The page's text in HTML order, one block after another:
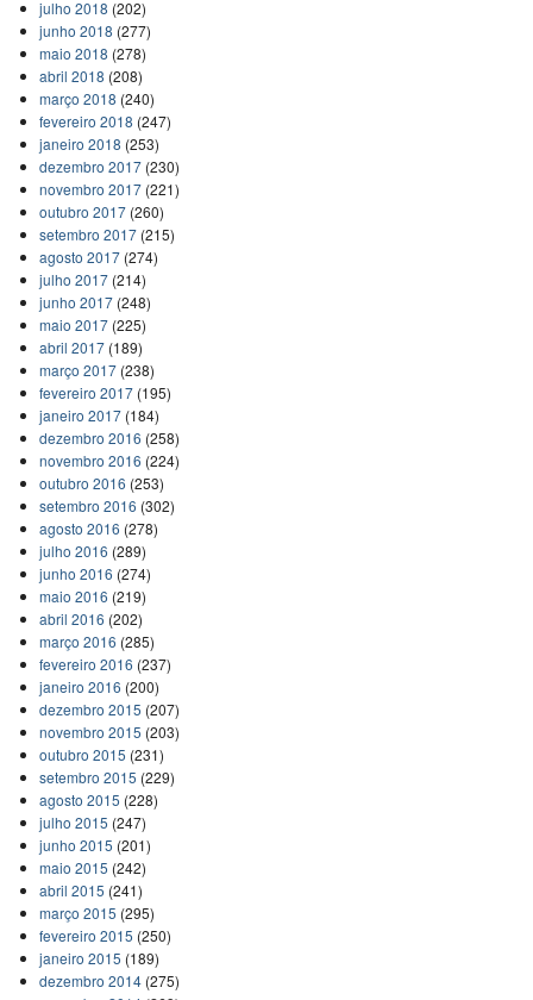
julho 2018 (202)
junho 2018 (277)
maio 2018 (278)
abril 2018 (208)
março 2018 (240)
fevereiro 2018 (247)
janeiro 2018 (253)
dezembro 2017(230)
novembro 2017(221)
outubro 2017(260)
setembro 2017(215)
agosto 2017(274)
julho 2017(214)
junho 2017(248)
maio 2017(225)
abril 2017(189)
março 2017(238)
fevereiro 2017(195)
janeiro 2017(184)
dezembro 2016 (258)
novembro 2016 (224)
outubro 2016 (253)
setembro 2016 (302)
agosto 2016 (278)
julho 2016 (289)
junho 2016 (274)
maio 2016 (219)
abril 2016 (202)
março 2016 (285)
fevereiro 2016 (237)
janeiro 2016 (200)
dezembro 2015 (207)
novembro 2015 (203)
outubro 2015 (231)
setembro 2015 (229)
agosto 2015 (228)
julho 2015 (247)
junho 2015 (201)
maio 2015 (242)
abril 2015 (241)
março 2015 (295)
fevereiro 2015 (250)
janeiro 2015 (189)
dezembro 2014(275)